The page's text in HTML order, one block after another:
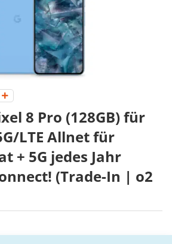
8 Pro (128GB) für
LTE Allnet für
+ 5G jedes Jahr
(Trade-In | o2